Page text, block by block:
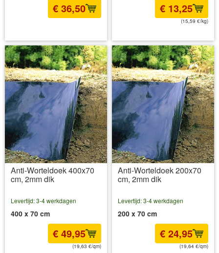
€ 36,50 € 13,25
(15,59 €/kg)
Anti-Worteldoek 400x70
cm, 2mm dik
Levertijd: 3-4 werkdagen
400 x 70 cm
€ 49,95
(19,63 €/qm)
Anti-Worteldoek 200x70
cm, 2mm dik
Levertijd: 3-4 werkdagen
200 x 70 cm
€ 24,95
(19,64 €/qm)